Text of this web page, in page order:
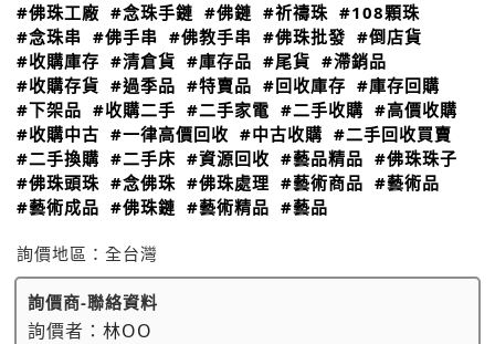
#佛珠工廠 #念珠手鏈 #佛鏈 #祈禱珠 #108顆珠
#念珠串 #佛手串 #佛教手串 #佛珠批發 #倒店貨
#收購庫存 #清倉貨 #庫存品 #尾貨 #滯銷品
#收購存貨 #過季品 #特賣品 #回收庫存 #庫存回購
#下架品 #收購二手 #二手家電 #二手收購 #高價收購
#收購中古 #一律高價回收 #中古收購 #二手回收買賣
#二手換購 #二手床 #資源回收 #藝品精品 #佛珠珠子
#佛珠頭珠 #念佛珠 #佛珠處理 #藝術商品 #藝術品
#藝術成品 #佛珠鏈 #藝術精品 #藝品
詢價地區： 全台灣
詢價商-聯絡資料
詢價者： 林OO